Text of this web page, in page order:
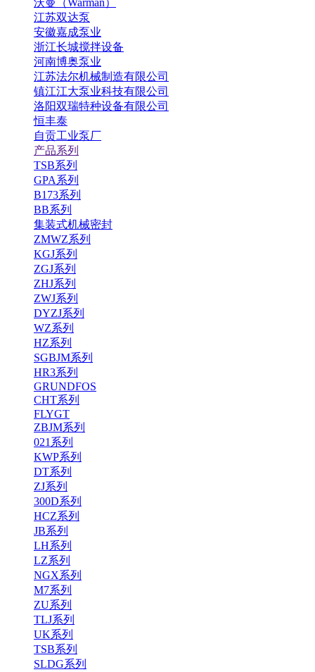
沃曼（Warman）
江苏双达泵
安徽嘉成泵业
浙江长城搅拌设备
河南博奥泵业
江苏法尔机械制造有限公司
镇江江大泵业科技有限公司
洛阳双瑞特种设备有限公司
恒丰泰
自贡工业泵厂
产品系列
TSB系列
GPA系列
B173系列
BB系列
集装式机械密封
ZMWZ系列
KGJ系列
ZGJ系列
ZHJ系列
ZWJ系列
DYZJ系列
WZ系列
HZ系列
SGBJM系列
HR3系列
GRUNDFOS
CHT系列
FLYGT
ZBJM系列
021系列
KWP系列
DT系列
ZJ系列
300D系列
HCZ系列
JB系列
LH系列
LZ系列
NGX系列
M7系列
ZU系列
TLJ系列
UK系列
TSB系列
SLDG系列